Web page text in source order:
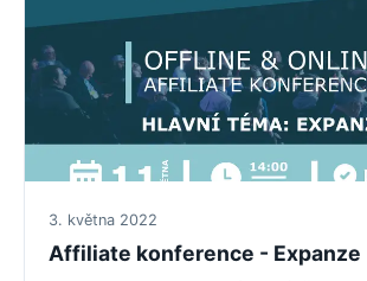
3. května 2022
Affiliate konference - Expanze